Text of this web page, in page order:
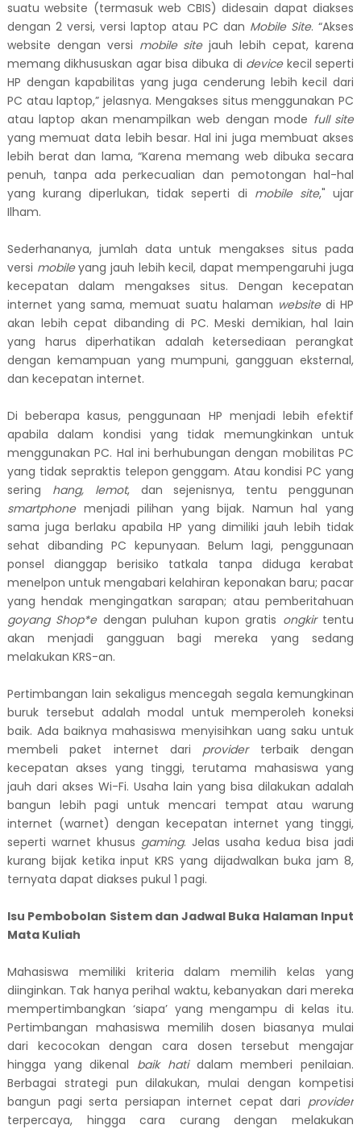
suatu website (termasuk web CBIS) didesain dapat diakses
dengan 2 versi, versi laptop atau PC dan Mobile Site. “Akses
website dengan versi mobile sitejauh lebih cepat, karena
memang dikhususkan agar bisa dibuka di devicekecil seperti
HP dengan kapabilitas yang juga cenderung lebih kecil dari
PC atau laptop,” jelasnya. Mengakses situs menggunakan PC
atau laptop akan menampilkan web dengan mode full site
yang memuat data lebih besar. Hal ini juga membuat akses
lebih berat dan lama, “Karena memang web dibuka secara
penuh, tanpa ada perkecualian dan pemotongan hal-hal
yang kurang diperlukan, tidak seperti di mobile site," ujar
Ilham.
Sederhananya, jumlah data untuk mengakses situs pada
versi mobileyang jauh lebih kecil, dapat mempengaruhi juga
kecepatan dalam mengakses situs. Dengan kecepatan
internet yang sama, memuat suatu halaman websitedi HP
akan lebih cepat dibanding di PC. Meski demikian, hal lain
yang harus diperhatikan adalah ketersediaan perangkat
dengan kemampuan yang mumpuni, gangguan eksternal,
dan kecepatan internet.
Di beberapa kasus, penggunaan HP menjadi lebih efektif
apabila dalam kondisi yang tidak memungkinkan untuk
menggunakan PC. Hal ini berhubungan dengan mobilitas PC
yang tidak sepraktis telepon genggam. Atau kondisi PC yang
sering hang, lemot, dan sejenisnya, tentu penggunan
smartphone menjadi pilihan yang bijak. Namun hal yang
sama juga berlaku apabila HP yang dimiliki jauh lebih tidak
sehat dibanding PC kepunyaan. Belum lagi, penggunaan
ponsel dianggap berisiko tatkala tanpa diduga kerabat
menelpon untuk mengabari kelahiran keponakan baru; pacar
yang hendak mengingatkan sarapan; atau pemberitahuan
goyang Shop*edengan puluhan kupon gratis ongkirtentu
akan menjadi gangguan bagi mereka yang sedang
melakukan KRS-an.
Pertimbangan lain sekaligus mencegah segala kemungkinan
buruk tersebut adalah modal untuk memperoleh koneksi
baik. Ada baiknya mahasiswa menyisihkan uang saku untuk
membeli paket internet dari providerterbaik dengan
kecepatan akses yang tinggi, terutama mahasiswa yang
jauh dari akses Wi-Fi. Usaha lain yang bisa dilakukan adalah
bangun lebih pagi untuk mencari tempat atau warung
internet (warnet) dengan kecepatan internet yang tinggi,
seperti warnet khusus gaming. Jelas usaha kedua bisa jadi
kurang bijak ketika input KRS yang dijadwalkan buka jam 8,
ternyata dapat diakses pukul 1 pagi.
Isu Pembobolan Sistem dan Jadwal Buka Halaman Input
Mata Kuliah
Mahasiswa memiliki kriteria dalam memilih kelas yang
diinginkan. Tak hanya perihal waktu, kebanyakan dari mereka
mempertimbangkan ‘siapa’ yang mengampu di kelas itu.
Pertimbangan mahasiswa memilih dosen biasanya mulai
dari kecocokan dengan cara dosen tersebut mengajar
hingga yang dikenal baik hatidalam memberi penilaian.
Berbagai strategi pun dilakukan, mulai dengan kompetisi
bangun pagi serta persiapan internet cepat dari provider
terpercaya, hingga cara curang dengan melakukan